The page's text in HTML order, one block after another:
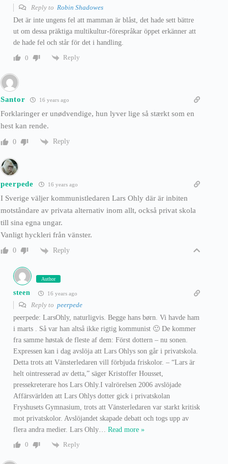
Reply to Robin Shadowes
Det är inte ungens fel att mamman är blåst, det hade sett bättre
ut om dessa präktiga multikultur-förespråkar öppet erkänner att
de hade fel och står för det i handling.
0
Reply
Santor 16 years ago
Forklaringer er unødvendige, hun lyver lige så stærkt som en
hest kan rende.
0 Reply
peerpede 16 years ago
I Sverige väljer kommunistledaren Lars Ohly där är inbiten
motståndare av privata alternativ inom allt, också privat skola
till sina egna ungar.
Vanligt hyckleri från vänster.
0 Reply
Author
steen 16 years ago
Reply to peerpede
peerpede: LarsOhly, naturligvis. Begge hans børn. Vi havde ham
i marts . Så var han altså ikke rigtig kommunist 🙂 De kommer
fra samme høstak de fleste af dem: Först dottern – nu sonen.
Expressen kan i dag avslöja att Lars Ohlys son går i privatskola.
Detta trots att Vänsterledaren vill förbjuda friskolor. – “Lars är
helt ointresserad av detta,” säger Kristoffer Housset,
pressekreterare hos Lars Ohly.I valrörelsen 2006 avslöjade
Affärsvärlden att Lars Ohlys dotter gick i privatskolan
Fryshusets Gymnasium, trots att Vänsterledaren var starkt kritisk
mot privatskolor. Avslöjandet skapade debatt och togs upp av
flera andra medier. Lars Ohly
Read more »
0
Reply